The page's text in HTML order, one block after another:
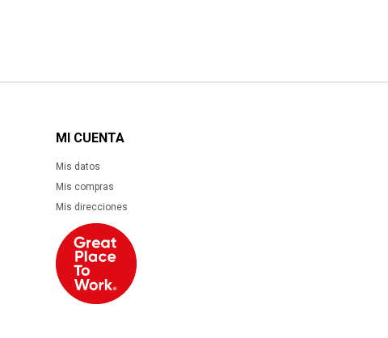
MI CUENTA
Mis datos
Mis compras
Mis direcciones